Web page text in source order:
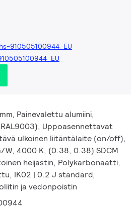
910505100944_EU
Painevalettu alumiini,
Uppoasennettavat
ulkoinen liitäntälaite (on/off),
W, 4000 K, (0.38, 0.38) SDCM
heijastin, Polykarbonaatti,
IK02 | 0.2 J standard,
ja vedonpoistin